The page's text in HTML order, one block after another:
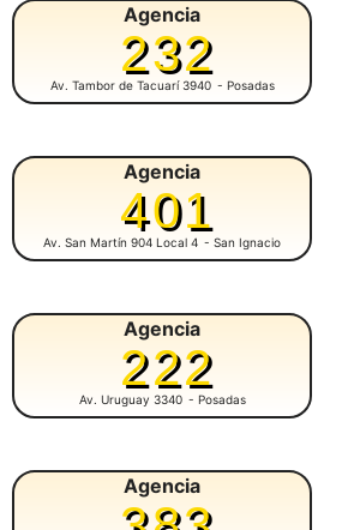
Agencia
232
Av. Tambor de Tacuarí 3940 - Posadas
Agencia
401
Av. San Martín 904 Local 4 - San Ignacio
Agencia
222
Av. Uruguay 3340 - Posadas
Agencia